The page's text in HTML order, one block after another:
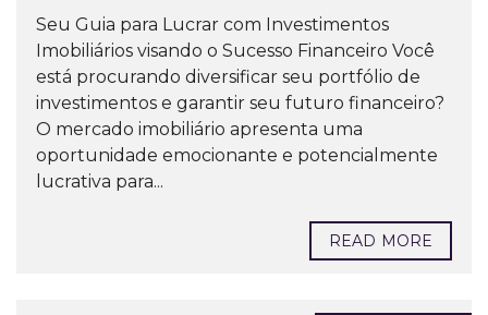
Seu Guia para Lucrar com Investimentos
Imobiliários visando o Sucesso Financeiro Você
está procurando diversificar seu portfólio de
investimentos e garantir seu futuro financeiro?
O mercado imobiliário apresenta uma
oportunidade emocionante e potencialmente
lucrativa para...
READ MORE